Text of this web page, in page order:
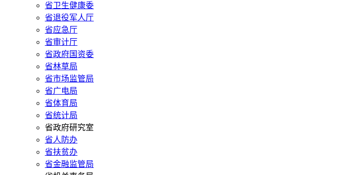
省卫生健康委
省退役军人厅
省应急厅
省审计厅
省政府国资委
省林草局
省市场监管局
省广电局
省体育局
省统计局
省政府研究室
省人防办
省扶贫办
省金融监管局